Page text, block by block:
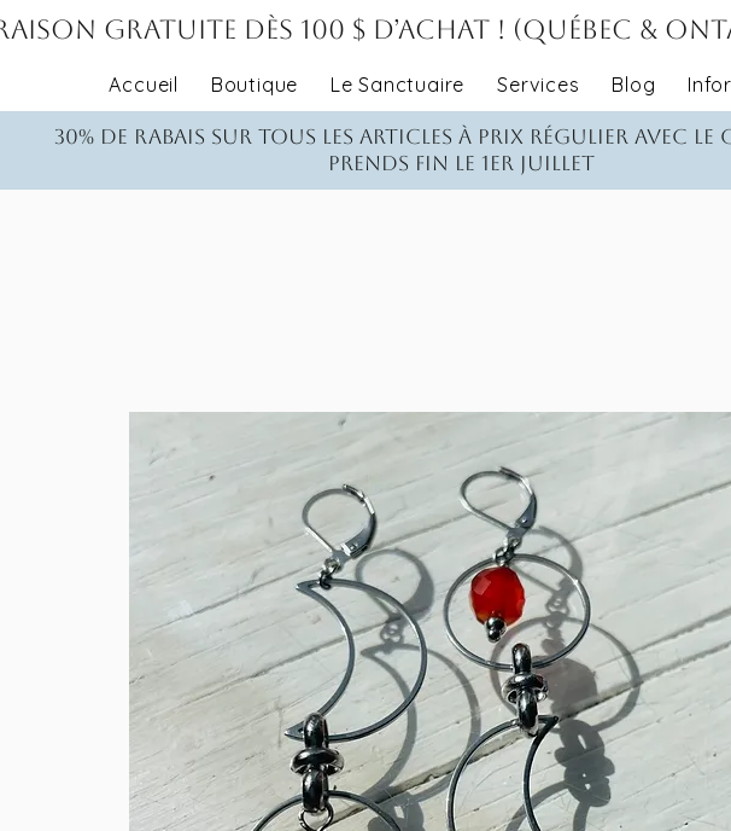
gratuite dès 100 $ d’achat ! (Québec &
Accueil Boutique Le Sanctuaire Services Blog
30% de rabais sur tous les articles à prix régulier avec le
Prends fin le 1er juillet